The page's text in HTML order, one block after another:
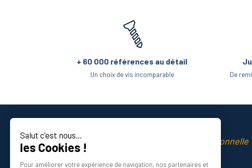
Salut c'est nous...
les Cookies !
Pour améliorer votre expérience de navigation, nos partenaires et
+ 60 000 références au détail
Un choix de vis incomparable De
La qualité professionnelle